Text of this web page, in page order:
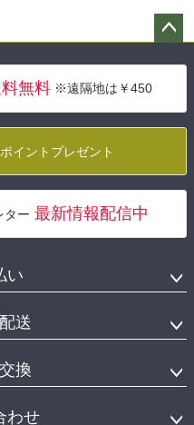
へ
無料 ※遠隔地は￥450
ポイントプレゼント
ター 最新情報配信中
い
送
換
わせ